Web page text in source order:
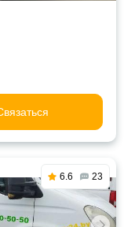
6.6 23